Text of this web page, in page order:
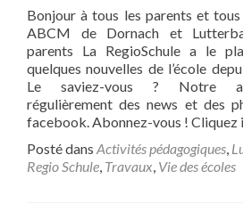
Bonjour à tous les parents et tous
ABCM de Dornach et
parents La RegioSchule a le
quelques nouvelles de l’école
Le saviez-vous ? Notre
régulièrement des news et des
facebook. Abonnez-vous ! Cliquez
Posté dans Activités pédagogiques,
Regio Schule, Travaux, Vie des écoles